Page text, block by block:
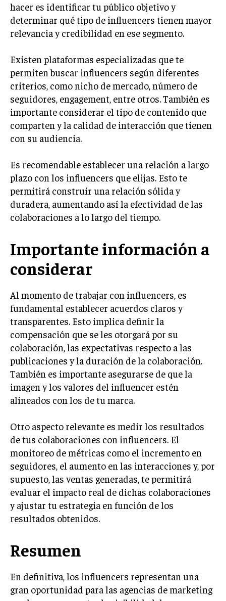
ESTRATEGIA
EMPRESAS FAMILIARES Y SUCESIÓN
GESTIÓN DEL RIESGO EMPRESARIAL
DERECHO EMPRESARIAL Y REGULACIONES
ÉXITO EMPRESARIAL Y CASOS DE ESTUDIO
GOBIERNO CORPORATIVO
NEGOCIOS
ESTRATEGIAS DE NEGOCIOS
MARKETING B2B
MARKETING B2C
FRANQUICIAS
MARKETING DE INFLUENCERS
E-COMMERCE
E-COMMERCE Y COMERCIO ELECTRÓNICO
ESTRATEGIAS DE PRICING Y GESTIÓN DE
GESTIÓN DE CRISIS EMPRESARIALES
EMPRESAS Y STARTUPS TECNOLÓGICAS
GESTIÓN DE LA EXPERIENCIA DEL CLIENTE
MÁS
PROYECTOS
GESTIÓN DE PROYECTOS
GESTIÓN DE OPERACIONES Y CADENA DE
LOGÍSTICA EMPRESARIAL
CALIDAD Y MEJORA CONTINUA
TALENTOS
RECURSOS HUMANOS Y GESTIÓN DEL
TALENTO
COMPENSACIÓN Y BENEFICIOS
DESARROLLO DE PERSONAL
CULTURA Y CLIMA ORGANIZACIONAL
hacer es identificar tu público objetivo y
determinar qué tipo de influencers tienen mayor
relevancia y credibilidad en ese segmento.
Existen plataformas especializadas que te
permiten buscar influencers según diferentes
criterios, como nicho de mercado, número de
seguidores, engagement, entre otros. También es
importante considerar el tipo de contenido que
comparten y la calidad de interacción que tienen
con su audiencia.
Es recomendable establecer una relación a largo
plazo con los influencers que elijas. Esto te
permitirá construir una relación sólida y
duradera, aumentando así la efectividad de las
colaboraciones a lo largo del tiempo.
Importante información a
considerar
Al momento de trabajar con influencers, es
fundamental establecer acuerdos claros y
transparentes. Esto implica definir la
compensación que se les otorgará por su
colaboración, las expectativas respecto a las
publicaciones y la duración de la colaboración.
También es importante asegurarse de que la
imagen y los valores del influencer estén
alineados con los de tu marca.
Otro aspecto relevante es medir los resultados
de tus colaboraciones con influencers. El
monitoreo de métricas como el incremento en
seguidores, el aumento en las interacciones y, por
supuesto, las ventas generadas, te permitirá
evaluar el impacto real de dichas colaboraciones
y ajustar tu estrategia en función de los
resultados obtenidos.
Resumen
En definitiva, los influencers representan una
gran oportunidad para las agencias de marketing